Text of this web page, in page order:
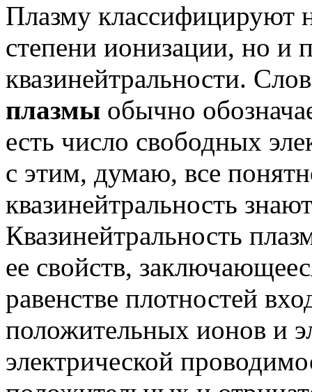
Плазму классифицируют
степени ионизации, но и
квазинейтральности.
плазмы обычно
есть число свободных
с этим, думаю, все
квазинейтральность
Квазинейтральность
ее свойств,
равенстве плотностей
положительных ионов и
электрической